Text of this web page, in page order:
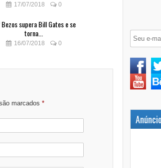
17/07/2018 0
Bezos supera Bill Gates e se
torna...
16/07/2018 0
marcados *